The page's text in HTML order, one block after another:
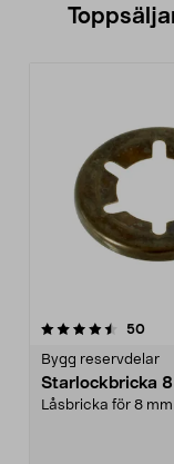
50
Bygg reservdelar
Starlockbricka
Låsbricka för 8
4.0 av 5